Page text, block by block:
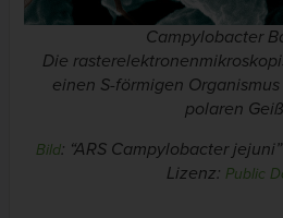
Campylobacter
Die
einen S-förmigen
polaren
Bild: “ARS Campylobacter
Lizenz: Public